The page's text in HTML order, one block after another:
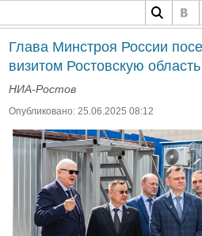
Глава Минстроя России
визитом Ростовскую область
НИА-Ростов
Опубликовано: 25.06.2025 08:12